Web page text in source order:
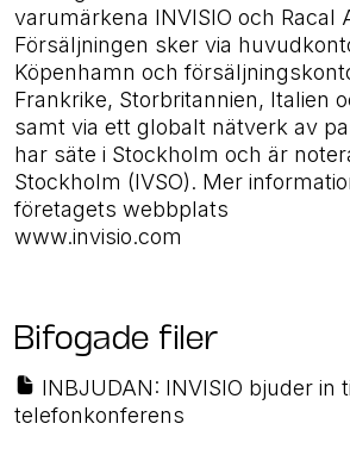
varumärkena INVISIO och Racal
Försäljningen sker via
Köpenhamn och
Frankrike, Storbritannien, Italien
samt via ett globalt nätverk av
har säte i Stockholm och är
Stockholm (IVSO). Mer
företagets webbplats
www.invisio.com
Bifogade filer
INBJUDAN: INVISIO bjuder in
telefonkonferens